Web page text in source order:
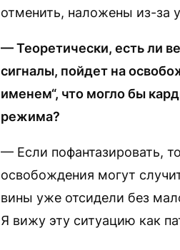
отменить, наложены из-за
— Теоретически, есть ли
сигналы, пойдет на
именем“, что могло бы
режима?
— Если пофантазировать,
освобождения могут
вины уже отсидели без
Я вижу эту ситуацию как